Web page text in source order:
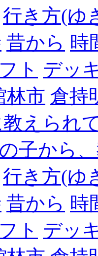
行き方(ゆ
昔から 時
ト デッ
林市 倉持
えられ
子から
行き方(ゆ
昔から 時
ト デッ